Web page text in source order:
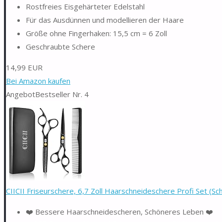
Rostfreies Eisgehärteter Edelstahl
Für das Ausdünnen und modellieren der Haare
Größe ohne Fingerhaken: 15,5 cm = 6 Zoll
Geschraubte Schere
14,99 EUR
Bei Amazon kaufen
AngebotBestseller Nr. 4
CIICII Friseurschere, 6,7 Zoll Haarschneideschere Profi Set
❤️ Bessere Haarschneidescheren, Schöneres Leben ❤️